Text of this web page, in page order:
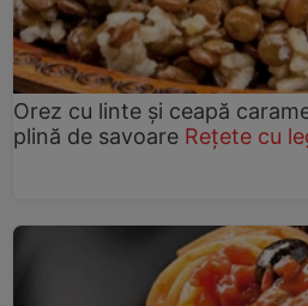
Orez cu linte și ceapă
plină de savoare Rețete cu